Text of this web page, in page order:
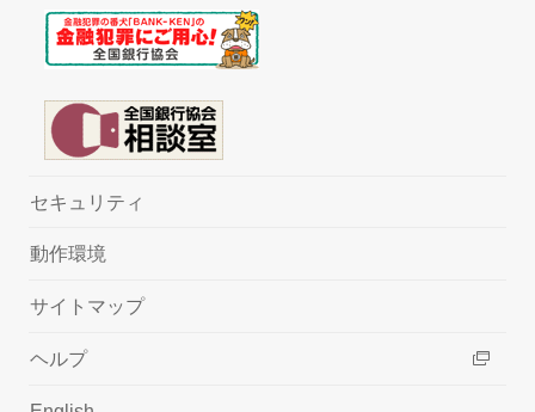
セキュリティ
動作環境
サイトマップ
ヘルプ